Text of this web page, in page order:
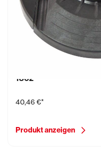
1802
40,46 €*
Produkt anzeigen